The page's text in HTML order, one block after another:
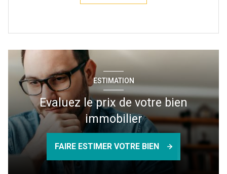
ESTIMATION
Evaluez le prix de votre bien
immobilier
FAIRE ESTIMER VOTRE BIEN